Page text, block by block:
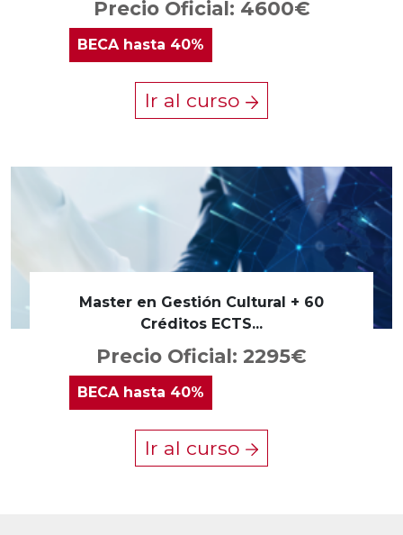
Precio Oficial: 4600€
BECAhasta 40%
Ir al curso
Master en Gestión Cultural + 60
Créditos ECTS...
Precio Oficial: 2295€
BECA hasta 40%
Ir al curso